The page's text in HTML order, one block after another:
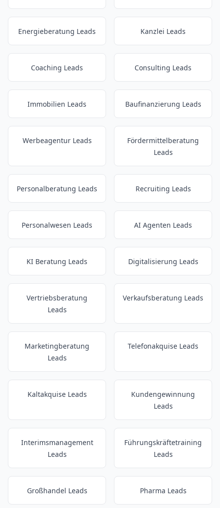
Energieberatung Leads Kanzlei Leads
Coaching Leads Consulting Leads
Immobilien Leads Baufinanzierung Leads
Werbeagentur Leads
Fördermittelberatung
Leads
Personalberatung Leads Recruiting Leads
Personalwesen Leads AI Agenten Leads
KI Beratung Leads Digitalisierung Leads
Vertriebsberatung
Leads
Verkaufsberatung Leads
Marketingberatung
Leads
Telefonakquise Leads
Kaltakquise Leads
Kundengewinnung
Leads
Interimsmanagement
Leads
Führungskräftetraining
Leads
Großhandel Leads Pharma Leads